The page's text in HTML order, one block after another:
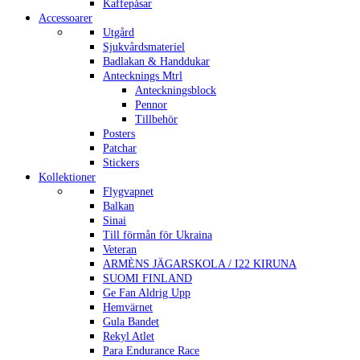
Kaffepåsar
Accessoarer
Utgård
Sjukvårdsmateriel
Badlakan & Handdukar
Antecknings Mtrl
Anteckningsblock
Pennor
Tillbehör
Posters
Patchar
Stickers
Kollektioner
Flygvapnet
Balkan
Sinai
Till förmån för Ukraina
Veteran
ARMÈNS JÄGARSKOLA / I22 KIRUNA
SUOMI FINLAND
Ge Fan Aldrig Upp
Hemvärnet
Gula Bandet
Rekyl Atlet
Para Endurance Race